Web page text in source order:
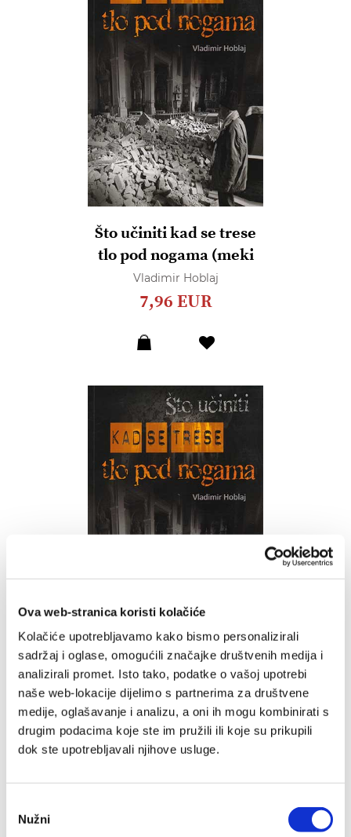
Ova web-stranica koristi kolačiće
Kolačiće upotrebljavamo kako bismo personalizirali
sadržaj i oglase, omogućili značajke društvenih medija i
analizirali promet. Isto tako, podatke o vašoj upotrebi
naše web-lokacije dijelimo s partnerima za društvene
medije, oglašavanje i analizu, a oni ih mogu kombinirati s
drugim podacima koje ste im pružili ili koje su prikupili
dok ste upotrebljavali njihove usluge.
pristanka
Nužni
Što učiniti kad se trese
tlo pod nogama (meki
uvez)
Vladimir Hoblaj
7,96 EUR
želja
Što učiniti kad se trese
tlo pod nogama (tvrdi
uvez)
Vladimir Hoblaj
10,62 EUR